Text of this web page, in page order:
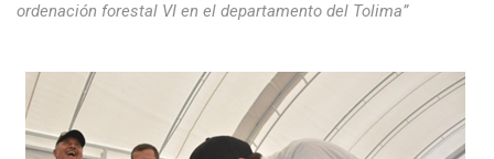
ordenación forestal VI en el departamento del Tolima”